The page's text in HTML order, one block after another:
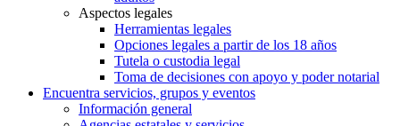
Aspectos legales
Herramientas legales
Opciones legales a partir de los 18 años
Tutela o custodia legal
Toma de decisiones con apoyo y poder notarial
Encuentra servicios, grupos y eventos
Información general